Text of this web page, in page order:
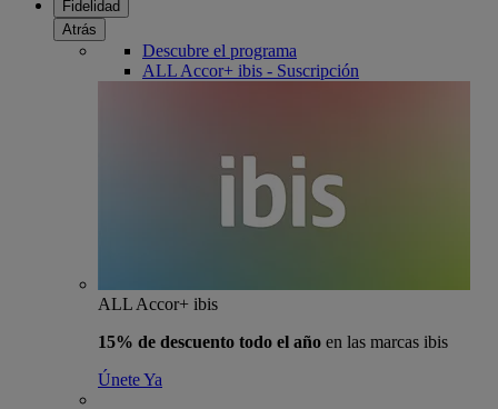
Fidelidad
Atrás
Descubre el programa
ALL Accor+ ibis - Suscripción
ALL Accor+ ibis
15% de descuento todo el año en las marcas ibis
Únete Ya